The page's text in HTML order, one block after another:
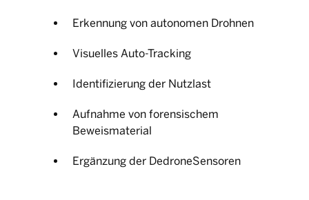
Erkennung von autonomen Drohnen
Visuelles Auto-Tracking
Identifizierung der Nutzlast
Aufnahme von forensischem
Beweismaterial
Ergänzung der DedroneSensoren